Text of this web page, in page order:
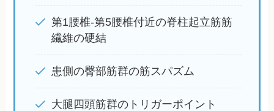
第1腰椎-第5腰椎付近の脊柱起立筋筋
繊維の硬結
患側の臀部筋群の筋スパズム
大腿四頭筋群のトリガーポイント